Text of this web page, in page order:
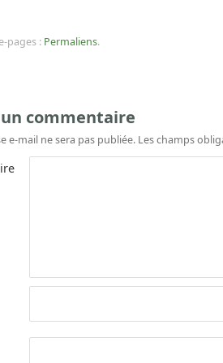
pages : Permaliens.
commentaire
e-mail ne sera pas publiée. Les champs